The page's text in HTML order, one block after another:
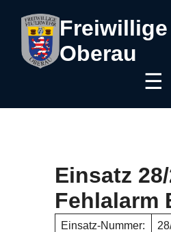
Oberau
☰
Einsatz
Fehlalarm
Einsatz-Nummer: